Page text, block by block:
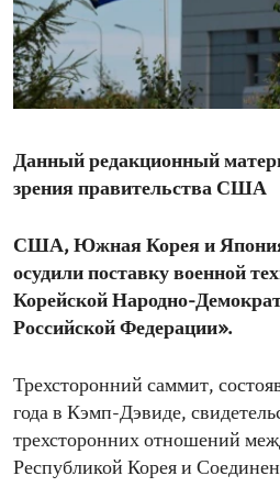
ENVIRONMENT AND HEALTH
IDEALS AND INSTITUTIONS
Данный редакционный
зрения правительства США
США, Южная Корея и
осудили поставку военной
Корейской Народно-
Российской Федерации».
Трехсторонний саммит,
года в Кэмп-Дэвиде,
трехсторонних отношений
Республикой Корея и